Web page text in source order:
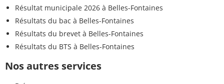
Résultat municipale 2026 à Belles-Fontaines
Résultats du bac à Belles-Fontaines
Résultats du brevet à Belles-Fontaines
Résultats du BTS à Belles-Fontaines
Nos autres services